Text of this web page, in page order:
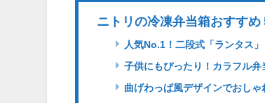
ニトリの冷凍弁当箱おすすめ
人気No.1！二段式「ランタス
子供にもぴったり！カラフル弁
曲げわっぱ風デザインでおしゃ